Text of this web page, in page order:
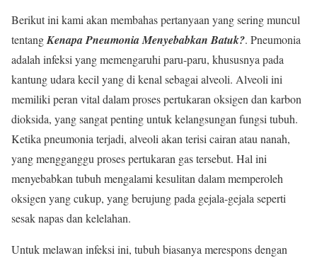
Berikut ini kami akan membahas pertanyaan yang sering muncul
tentangKenapa Pneumonia Menyebabkan Batuk?. Pneumonia
adalah infeksi yang memengaruhi paru-paru, khususnya pada
kantung udara kecil yang di kenal sebagai alveoli. Alveoli ini
memiliki peran vital dalam proses pertukaran oksigen dan karbon
dioksida, yang sangat penting untuk kelangsungan fungsi tubuh.
Ketika pneumonia terjadi, alveoli akan terisi cairan atau nanah,
yang mengganggu proses pertukaran gas tersebut. Hal ini
menyebabkan tubuh mengalami kesulitan dalam memperoleh
oksigen yang cukup, yang berujung pada gejala-gejala seperti
sesak napas dan kelelahan.
Untuk melawan infeksi ini, tubuh biasanya merespons dengan